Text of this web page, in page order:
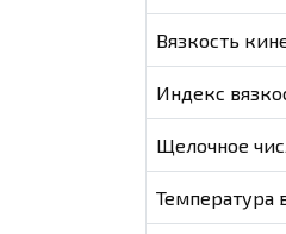
Вязкость
Индекс
Щелочное
Температура